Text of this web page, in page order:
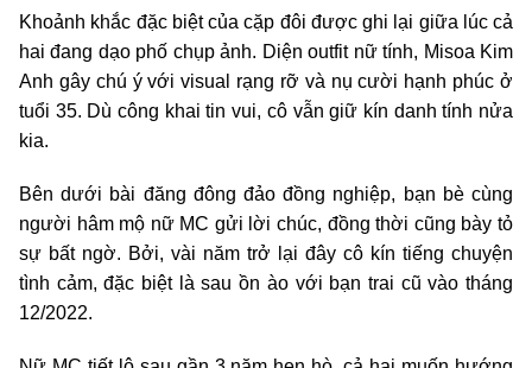
Khoảnh khắc đặc biệt của cặp đôi được ghi lại giữa lúc cả
hai đang dạo phố chụp ảnh. Diện outfit nữ tính, Misoa Kim
Anh gây chú ý với visual rạng rỡ và nụ cười hạnh phúc ở
tuổi 35. Dù công khai tin vui, cô vẫn giữ kín danh tính nửa
kia.
Bên dưới bài đăng đông đảo đồng nghiệp, bạn bè cùng
người hâm mộ nữ MC gửi lời chúc, đồng thời cũng bày tỏ
sự bất ngờ. Bởi, vài năm trở lại đây cô kín tiếng chuyện
tình cảm, đặc biệt là sau ồn ào với bạn trai cũ vào tháng
12/2022.